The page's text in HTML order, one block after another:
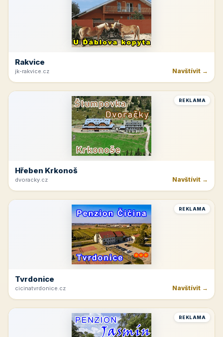
Rakvice
jk-rakvice.cz Navštívit →
REKLAMA
Hřeben Krkonoš
dvoracky.cz Navštívit →
REKLAMA
Tvrdonice
cicinatvrdonice.cz Navštívit →
REKLAMA